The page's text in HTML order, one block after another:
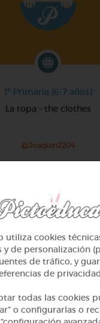
1º Primaria (6-7 años)
La ropa - the clothes
@Joaquin2204
utiliza cookies
y de personalización
de tráfico, y
de
todas las cookies
o configurarlas o